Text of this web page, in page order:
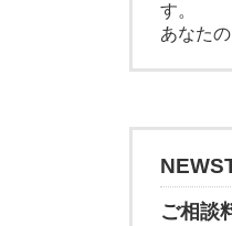
す。
あなた
ご相談